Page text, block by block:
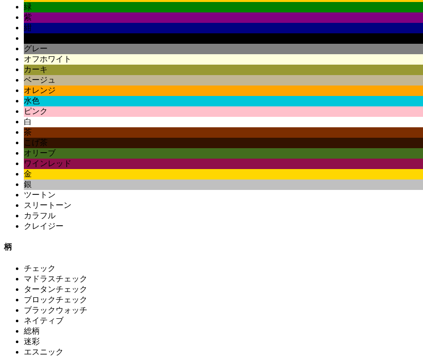
緑
紫
紺
グレー
オフホワイト
カーキ
ベージュ
オレンジ
水色
ピンク
白
茶
こげ茶
オリーブ
ワインレッド
金
銀
ツートン
スリートーン
カラフル
クレイジー
柄
チェック
マドラスチェック
タータンチェック
ブロックチェック
ブラックウォッチ
ネイティブ
総柄
迷彩
エスニック